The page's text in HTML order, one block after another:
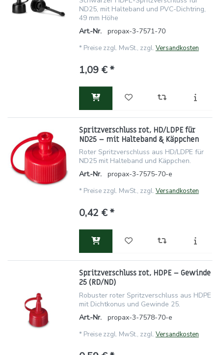
ND25, mit Halteband und PVC-Dichtring,
49 mm Höhe
Art.-Nr.
propax-3-7571-70
* Preise zzgl. MwSt., zzgl. Versandkosten
1,09 € *
Spritzverschluss rot, HD/LDPE für
ND25 – mit Halteband & Käppchen
Roter Spritzverschluss aus HD/LDPE für
ND25 mit Halteband und Käppchen.
Art.-Nr.
propax-3-7575-70-e
* Preise zzgl. MwSt., zzgl. Versandkosten
0,42 € *
Spritzverschluss rot, HDPE – Gewinde
25 (RD/ND)
Robuster roter Spritzverschluss aus HDPE
mit Dichtkonus und Gewinde 25.
Art.-Nr.
propax-3-7578-70-e
* Preise zzgl. MwSt., zzgl. Versandkosten